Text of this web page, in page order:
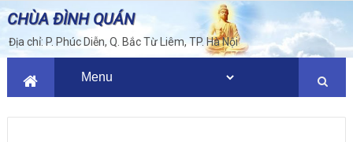
CHÙA ĐÌNH QUÁN
Địa chỉ: P. Phúc Diễn, Q. Bắc Từ Liêm, TP. Hà Nội